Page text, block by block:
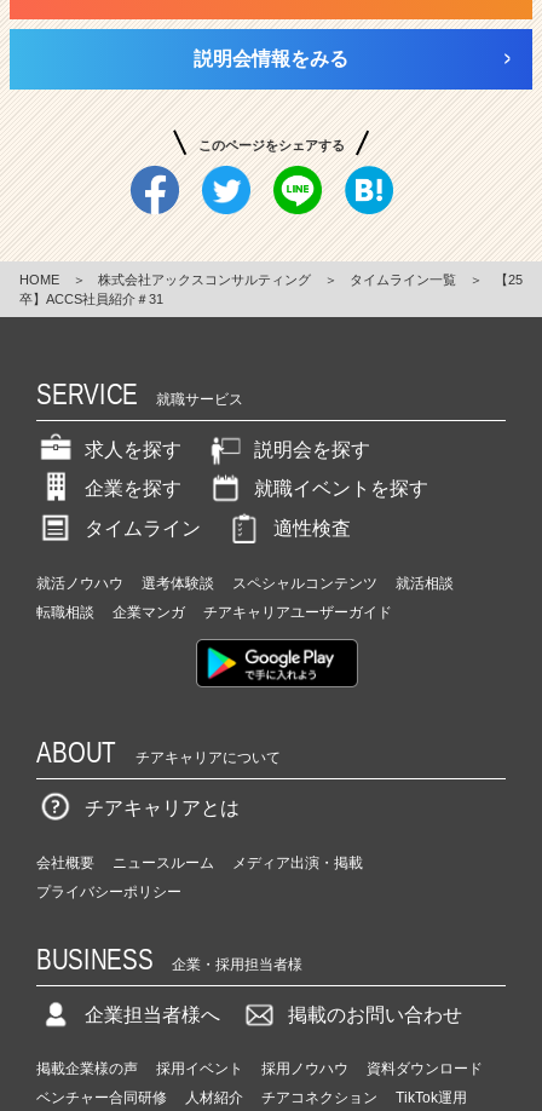
説明会情報をみる
このページをシェアする
HOME ＞ 株式会社アックスコンサルティング ＞ タイムライン一覧 ＞
【25
卒】ACCS社員紹介＃31
SERVICE 就職サービス
求人を探す
説明会を探す
企業を探す
就職イベントを探す
タイムライン
適性検査
就活ノウハウ 選考体験談 スペシャルコンテンツ
就活相談
転職相談
企業マンガ チアキャリアユーザーガイド
ABOUT チアキャリアについて
チアキャリアとは
会社概要 ニュースルーム
メディア出演・掲載
プライバシーポリシー
BUSINESS 企業・採用担当者様
企業担当者様へ 掲載のお問い合わせ
掲載企業様の声 採用イベント 採用ノウハウ
資料ダウンロード
ベンチャー合同研修
人材紹介 チアコネクション TikTok運用